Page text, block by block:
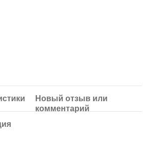
Новый отзыв или
комментарий